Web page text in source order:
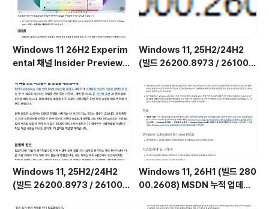
Windows 11 26H2 Experim
ental 채널 Insider Preview
업데이트(KB5101682) 통합 []
Windows 11, 25H2/24H2
(빌드 26200.8973 / 26100.
합판 6in1 [한글/영문판]
Windows 11, 25H2/24H2
(빌드 26200.8973 / 26100.
Windows 11, 26H1 (빌드 280
00.2608) MSDN 누적 업데이